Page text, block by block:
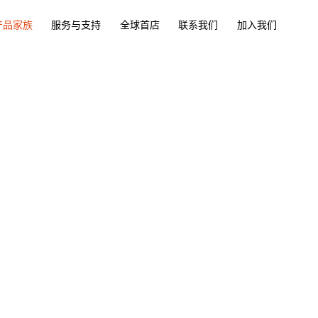
品家族 服务与支持 全球首店 联系我们 加入我们